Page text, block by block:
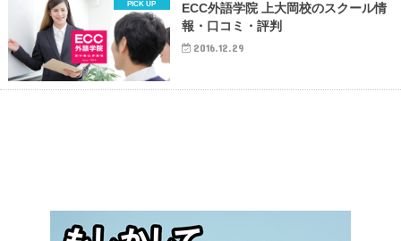
ECC外語学院 上大岡校のスクール情
報・口コミ・評判
2016.12.29